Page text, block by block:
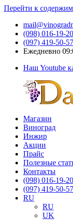
Перейти к
(098) 016-19-20
(097) 419-50-57
Ежедневно
Наш Youtube
Виноградник
Дашевских
Саженцы
черенки
винограда
Магазин
Виноград
Инжир
Акции
Прайс
Полезные
Контакты
(098) 016-19-20
(097) 419-50-57
RU
RU
UK